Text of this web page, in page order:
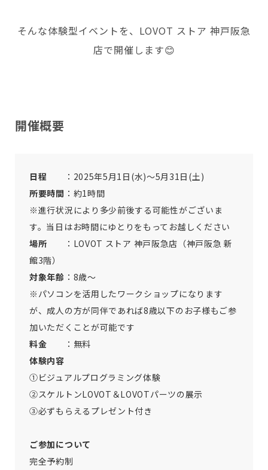
そんな体験型イベントを、LOVOT ストア 神戸阪急
店で開催します😊
開催概要
日程
：2025年5月1日(水)～5月31日(土)
所要時間 ：約1時間
※進行状況により多少前後する可能性がございま
す。当日はお時間にゆとりをもってお越しください
場所
：LOVOT ストア 神戸阪急店（神戸阪急 新
館3階）
対象年齢 ：8歳～
※パソコンを活用したワークショップになります
が、成人の方が同伴であれば8歳以下のお子様もご参
加いただくことが可能です
料金
：無料
体験内容
①ビジュアルプログラミング体験
②スケルトンLOVOT＆LOVOTパーツの展示
③必ずもらえるプレゼント付き
ご参加について
完全予約制